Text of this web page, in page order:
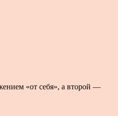
«от себя», а второй —